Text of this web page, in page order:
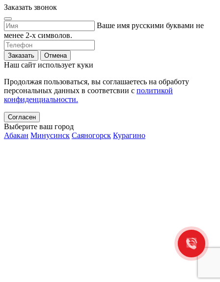
Заказать звонок
Ваше имя русскими буквами не
менее 2-х символов.
Заказать Отмена
Наш сайт использует куки
Продолжая пользоваться, вы соглашаетесь на обработу
персональных данных в соответсвии с политикой
конфиденциальности.
Согласен
Выберите ваш город
Абакан Минусинск Саяногорск Курагино